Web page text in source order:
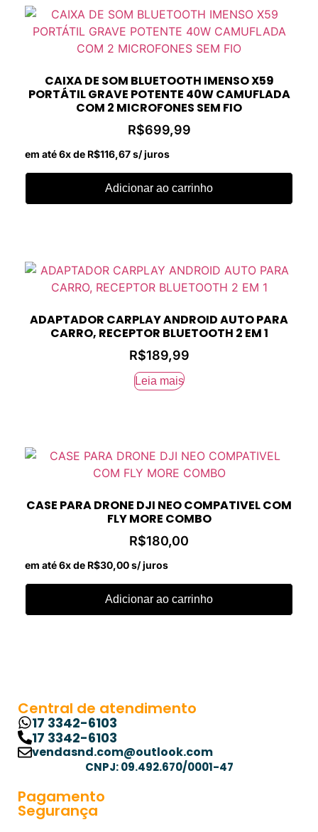
CAIXA DE SOM BLUETOOTH IMENSO X59
PORTÁTIL GRAVE POTENTE 40W CAMUFLADA
COM 2 MICROFONES SEM FIO
R$699,99
em até 6x de R$116,67s/ juros
Adicionar ao carrinho
ADAPTADOR CARPLAY ANDROID AUTO PARA
CARRO, RECEPTOR BLUETOOTH 2 EM 1
R$189,99
Leia mais
CASE PARA DRONE DJI NEO COMPATIVEL COM
FLY MORE COMBO
R$180,00
em até 6x de R$30,00s/ juros
Adicionar ao carrinho
Central de atendimento
17 3342-6103
17 3342-6103
vendasnd.com@outlook.com
CNPJ: 09.492.670/0001-47
Pagamento
Segurança